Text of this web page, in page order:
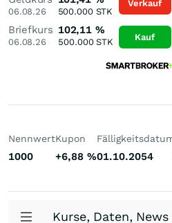
06.08.26 500.000STK
Briefkurs
06.08.26
102,11 %
500.000STK
Verkauf
Kauf
Nennwert
1000
Kupon
+6,88 %01.10.2054
Kurse, Daten, News